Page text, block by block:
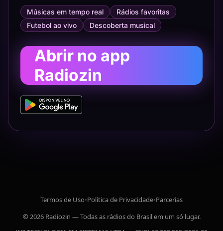
Músicas em tempo real
Rádios favoritas
Futebol ao vivo
Descoberta musical
Abrir no app
Radiozin
Termos de Uso•Política de Privacidade•Parcerias
© 2026 Radiozin — Todas as rádios do Brasil em um só lugar.